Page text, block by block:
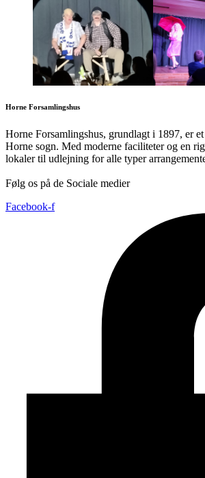
Horne Forsamlingshus
Horne Forsamlingshus, grundlagt i 1897, er
Horne sogn. Med moderne faciliteter og en
lokaler til udlejning for alle typer
Følg os på de Sociale medier
Facebook-f